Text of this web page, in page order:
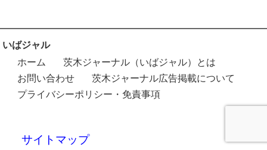
いばジャル
ホーム
茨木ジャーナル（いばジャル）とは
お問い合わせ
茨木ジャーナル広告掲載について
プライバシーポリシー・免責事項
サイトマップ